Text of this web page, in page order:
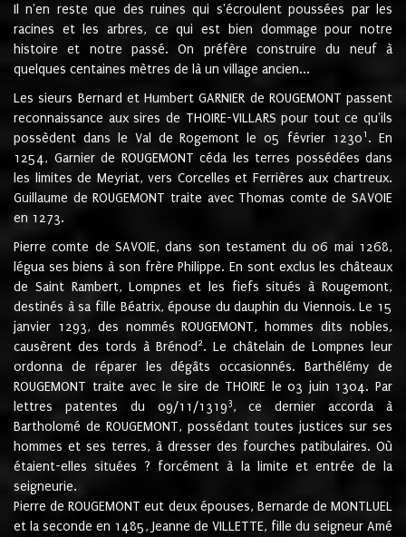
Il n'en reste que des ruines qui s'écroulent poussées par les
racines et les arbres, ce qui est bien dommage pour notre
histoire et notre passé. On préfère construire du neuf à
quelques centaines mètres de là un village ancien...
Les sieurs Bernard et Humbert GARNIER de ROUGEMONT passent
reconnaissance aux sires de THOIRE-VILLARS pour tout ce qu'ils
possèdent dans le Val de Rogemont le 05 février 12301 . En
1254, Garnier de ROUGEMONT céda les terres possédées dans
les limites de Meyriat, vers Corcelles et Ferrières aux chartreux.
Guillaume de ROUGEMONT traite avec Thomas comte de SAVOIE
en 1273.
Pierre comte de SAVOIE, dans son testament du 06 mai 1268,
légua ses biens à son frère Philippe. En sont exclus les châteaux
de Saint Rambert, Lompnes et les fiefs situés à Rougemont,
destinés à sa fille Béatrix, épouse du dauphin du Viennois. Le 15
janvier 1293, des nommés ROUGEMONT, hommes dits nobles,
causèrent des tords à Brénod 2. Le châtelain de Lompnes leur
ordonna de réparer les dégâts occasionnés. Barthélémy de
ROUGEMONT traite avec le sire de THOIRE le 03 juin 1304. Par
lettres patentes du 09/11/13193, ce dernier accorda à
Bartholomé de ROUGEMONT, possédant toutes justices sur ses
hommes et ses terres, à dresser des fourches patibulaires. Où
étaient-elles situées ? forcément à la limite et entrée de la
seigneurie.
Pierre de ROUGEMONT eut deux épouses, Bernarde de MONTLUEL
et la seconde en 1485, Jeanne de VILLETTE, fille du seigneur Amé